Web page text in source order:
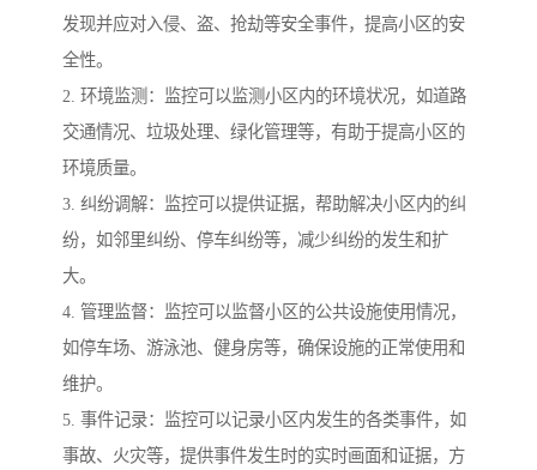
发现并应对入侵、盗、抢劫等安全事件，提高小区的安
全性。
2. 环境监测：监控可以监测小区内的环境状况，如道路
交通情况、垃圾处理、绿化管理等，有助于提高小区的
环境质量。
3. 纠纷调解：监控可以提供证据，帮助解决小区内的纠
纷，如邻里纠纷、停车纠纷等，减少纠纷的发生和扩
大。
4. 管理监督：监控可以监督小区的公共设施使用情况，
如停车场、游泳池、健身房等，确保设施的正常使用和
维护。
5. 事件记录：监控可以记录小区内发生的各类事件，如
事故、火灾等，提供事件发生时的实时画面和证据，方